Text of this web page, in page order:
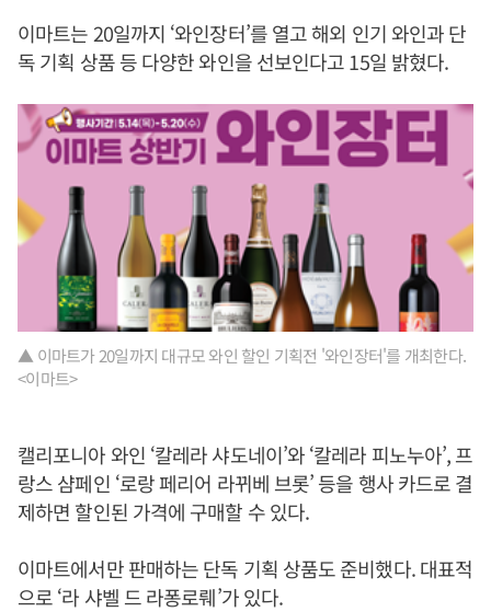
이마트는 20일까지 ‘와인장터’를 열고 해외 인기 와인과 단
독 기획 상품 등 다양한 와인을 선보인다고 15일 밝혔다.
▲ 이마트가 20일까지 대규모 와인 할인 기획전 '와인장터'를 개최한다.
<이마트>
캘리포니아 와인 ‘칼레라 샤도네이’와 ‘칼레라 피노누아’, 프
랑스 샴페인 ‘로랑 페리어 라뀌베 브롯’ 등을 행사 카드로 결
제하면 할인된 가격에 구매할 수 있다.
이마트에서만 판매하는 단독 기획 상품도 준비했다. 대표적
으로 ‘라 샤벨 드 라퐁로뤠’가 있다.